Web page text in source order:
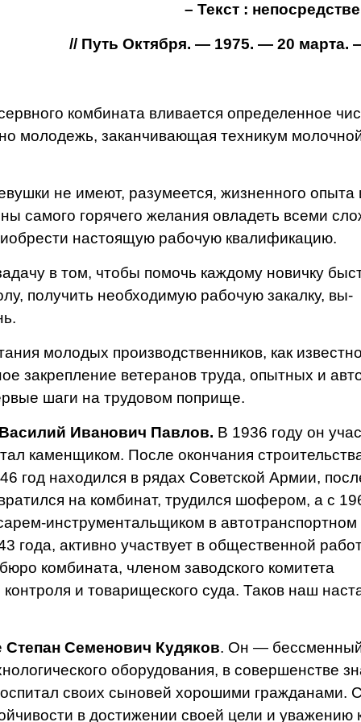
– Текст :
// Путь Октября. — 1975. — 20 марта.
комбината вливается определенное
молодежь, заканчивающая техникум
не имеют, разу­меется, жизненного опыта
самого горячего же­лания овладеть всеми
настоящую ра­бочую квалификацию.
в том, чтобы помочь каждому новичку
получить необходимую рабочую закалку, вы­
молодых производ­ственников, как
закрепление ветера­нов труда, опытных и
шаги на трудо­вом поприще.
Иванович Павлов. В 1936 году он
каменщиком. После окончания
год находился в рядах Советской Армии,
на комбинат, тру­дился шофером, а с
инструментальщиком в автотранспортном
активно участвует в общественной
комбината, членом за­водского комитета
и товарищеского суда. Таков наш
Степан Семенович Кудяков. Он —
оборудования, в совершенстве
своих сыно­вей хорошими гражданами.
в дости­жении своей цели и уважению